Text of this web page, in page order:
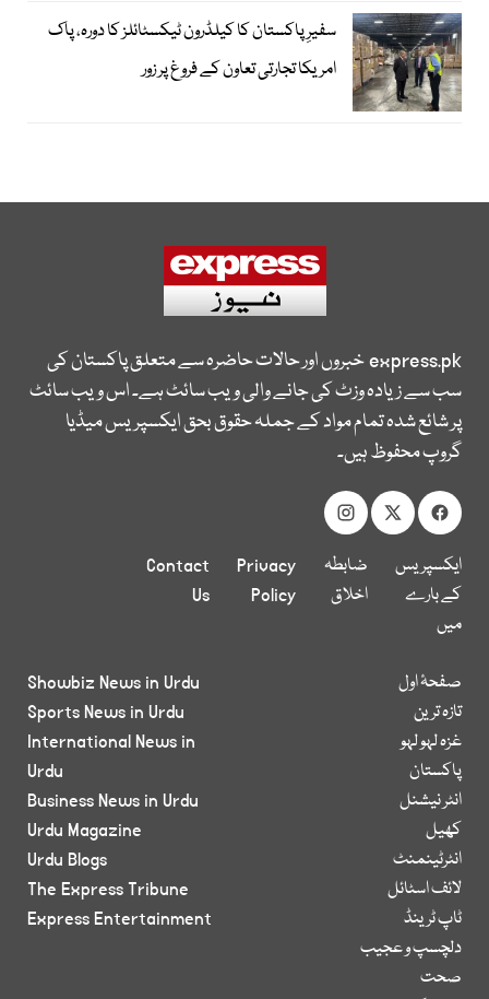
سفیرِ پاکستان کا کیلڈرون ٹیکسٹائلز کا دورہ، پاک
امریکا تجارتی تعاون کے فروغ پر زور
express.pkخبروں اور حالات حاضرہ سے متعلق پاکستان کی
سب سے زیادہ وزٹ کی جانے والی ویب سائٹ ہے۔ اس ویب سائٹ
پر شائع شدہ تمام مواد کے جملہ حقوق بحق ایکسپریس میڈیا
گروپ محفوظ ہیں۔
ایکسپریس
کے بارے
میں
ضابطہ
اخلاق
Privacy
Policy
Contact
Us
صفحۂ اول
تازہ ترین
غزہ لہو لہو
پاکستان
انٹر نیشنل
کھیل
انٹرٹینمنٹ
لائف اسٹائل
ٹاپ ٹرینڈ
دلچسپ و عجیب
صحت
Showbiz News in Urdu
Sports News in Urdu
International News in
Urdu
Business News in Urdu
Urdu Magazine
Urdu Blogs
The Express Tribune
Express Entertainment